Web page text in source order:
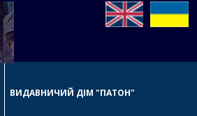
ВИДАВНИЧИЙ ДІМ "ПАТОН"